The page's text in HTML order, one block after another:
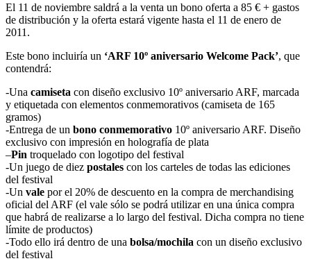
El 11 de noviembre saldrá a la venta un bono oferta a 85 € + gastos
de distribución y la oferta estará vigente hasta el 11 de enero de
2011.
Este bono incluiría un ‘ARF 10º aniversario Welcome Pack’, que
contendrá:
-Una camiseta con diseño exclusivo 10º aniversario ARF, marcada
y etiquetada con elementos conmemorativos (camiseta de 165
gramos)
-Entrega de un bono conmemorativo 10º aniversario ARF. Diseño
exclusivo con impresión en holografía de plata
–Pin troquelado con logotipo del festival
-Un juego de diez postales con los carteles de todas las ediciones
del festival
-Un vale por el 20% de descuento en la compra de merchandising
oficial del ARF (el vale sólo se podrá utilizar en una única compra
que habrá de realizarse a lo largo del festival. Dicha compra no tiene
límite de productos)
-Todo ello irá dentro de una bolsa/mochila con un diseño exclusivo
del festival